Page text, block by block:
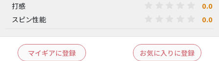
打感 0.0
スピン性能 0.0
マイギアに登録 お気に入りに登録